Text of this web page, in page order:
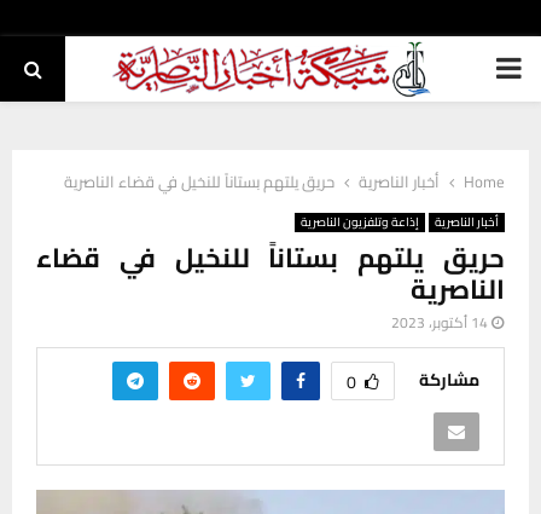
PRIMARY
Home أخبار الناصرية حريق يلتهم بستاناً للنخيل في قضاء الناصرية
أخبار الناصرية إذاعة وتلفزيون الناصرية
حريق يلتهم بستاناً للنخيل في قضاء
الناصرية
14 أكتوبر، 2023
مشاركة 0